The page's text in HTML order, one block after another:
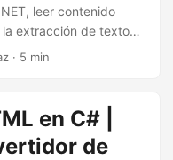
leer contenido
extracción de texto
Aspose.PDF Cloud
· 5 min
en C# |
de